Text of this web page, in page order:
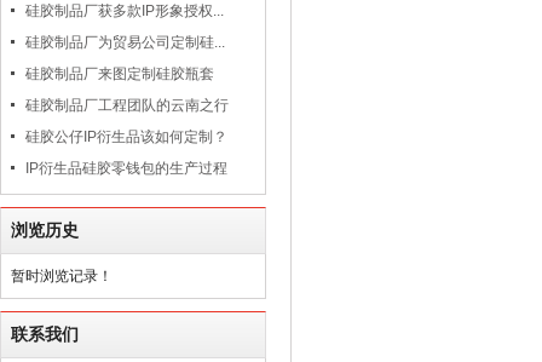
硅胶制品厂获多款IP形象授权...
硅胶制品厂为贸易公司定制硅...
硅胶制品厂来图定制硅胶瓶套
硅胶制品厂工程团队的云南之行
硅胶公仔IP衍生品该如何定制？
IP衍生品硅胶零钱包的生产过程
浏览历史
暂时浏览记录！
联系我们